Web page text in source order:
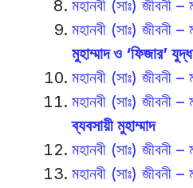
মহানবী (সাঃ) জীবনী
মহানবী (সাঃ) জীবনী
মুহাম্মাদ ও ‘ফিজার’ যুদ্ধ
মহানবী (সাঃ) জীবনী
মহানবী (সাঃ) জীবনী
ব্যবসায়ী মুহাম্মাদ
মহানবী (সাঃ) জীবনী
মহানবী (সাঃ) জীবনী